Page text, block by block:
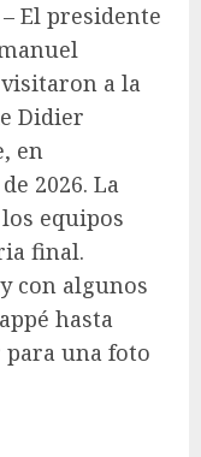
El presidente
a la
Didier
en
2026. La
equipos
final.
con algunos
hasta
para una foto